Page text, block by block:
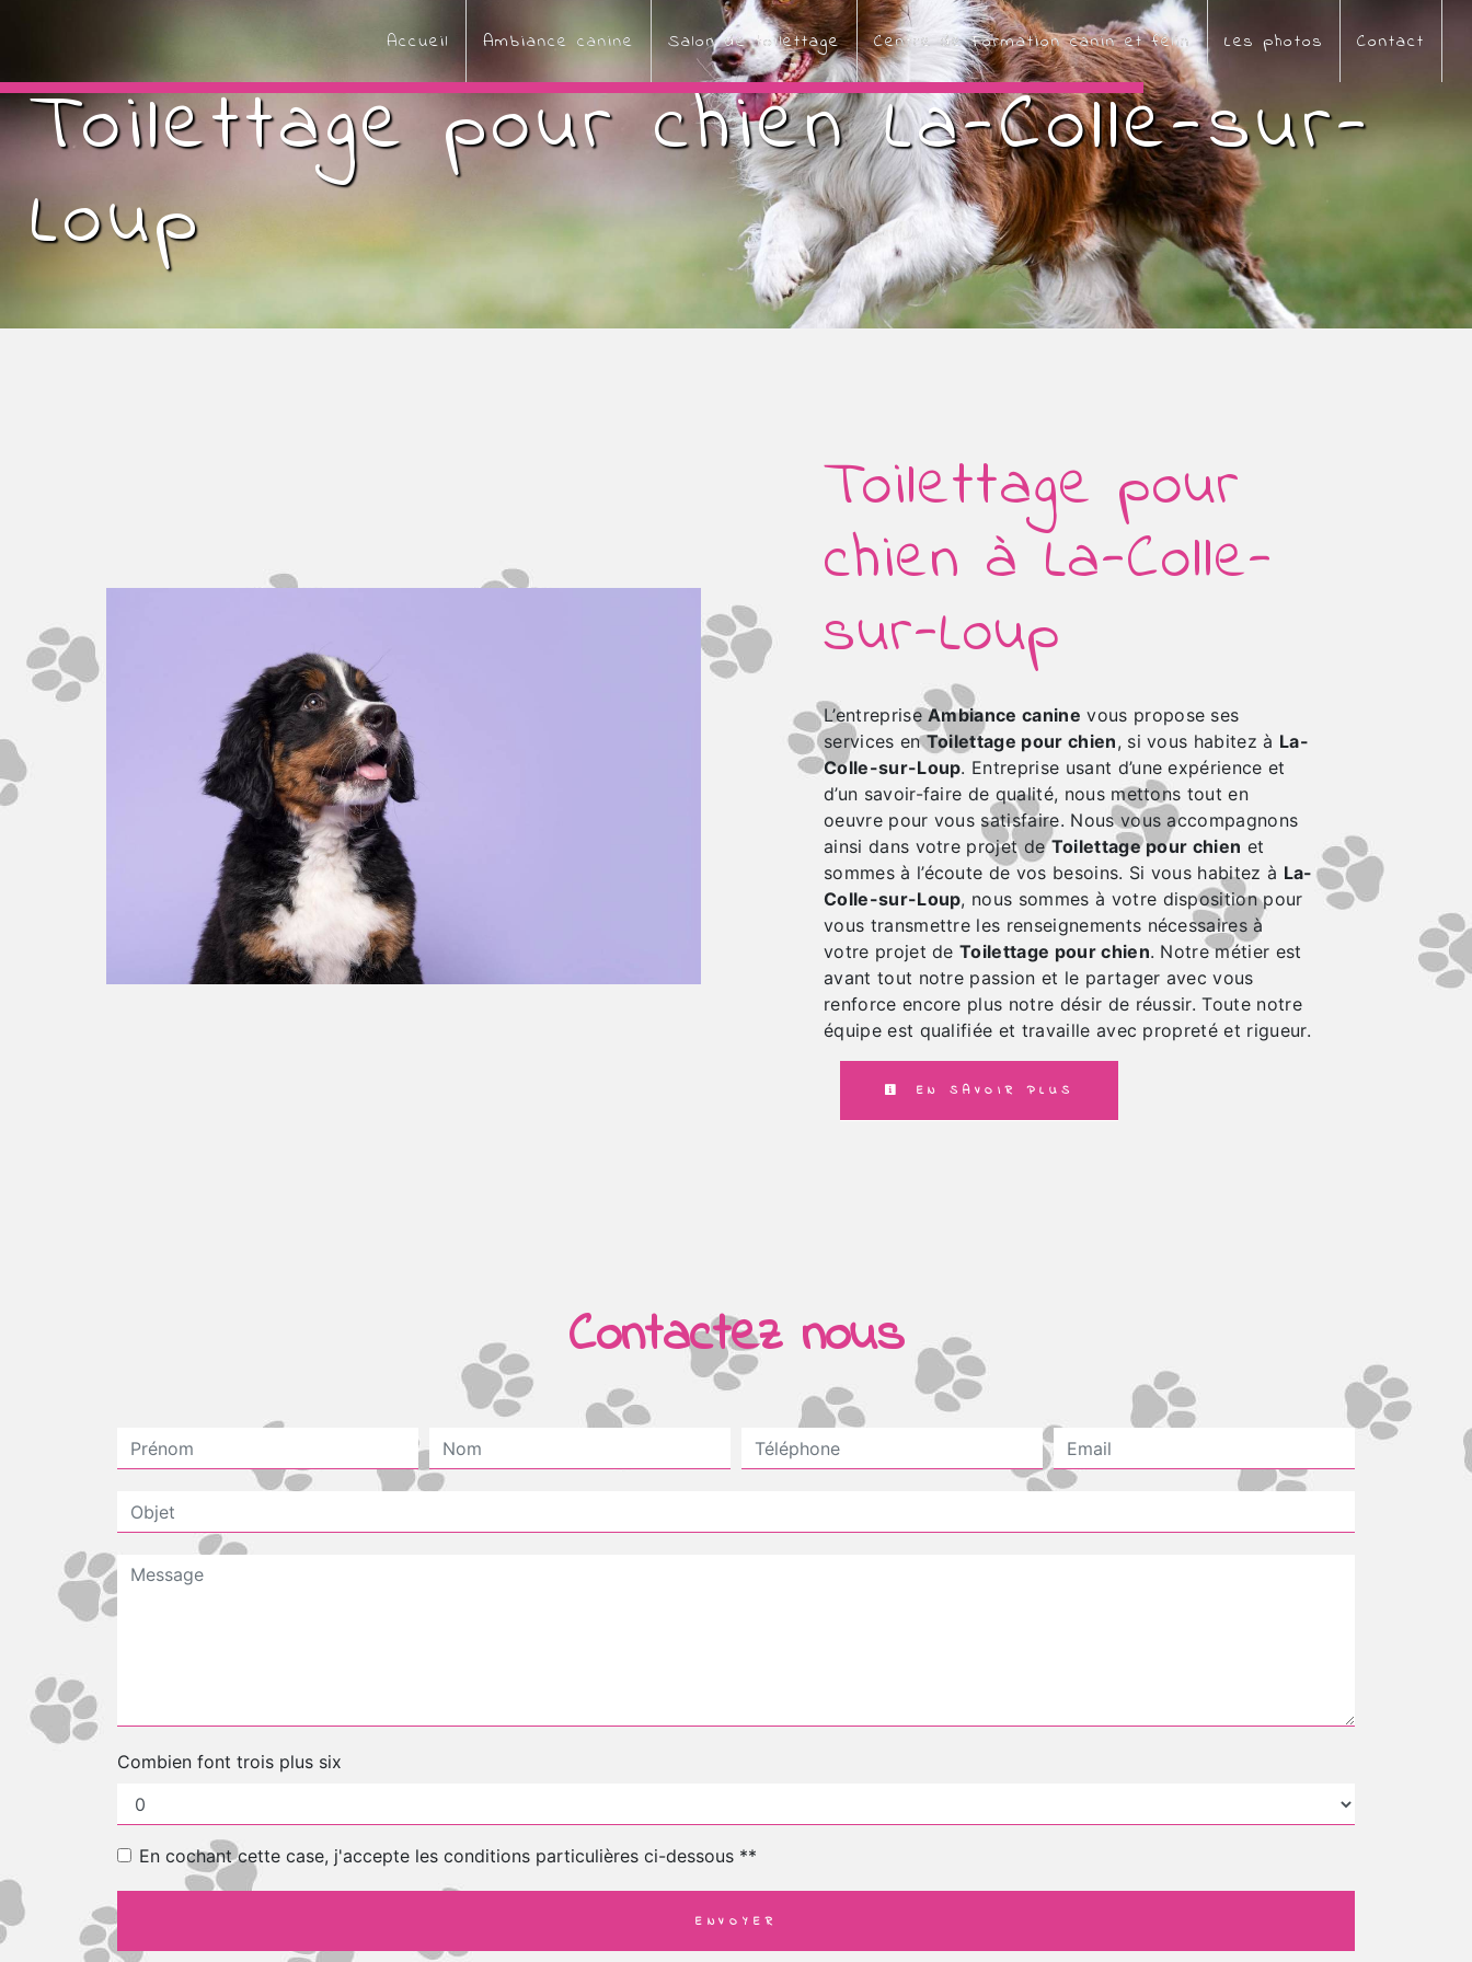
Accueil Ambiance canine Salon de toilettage Centre de Formation canin et félin Les photos Contact
Toilettage pour chien La-Colle-sur-
Loup
Toilettage pour
chien à La-Colle-
sur-Loup
L’entrepriseAmbiance canine vous propose ses
services enToilettage pour chien, si vous habitez à La-
Colle-sur-Loup. Entreprise usant d’une expérience et
d’un savoir-faire de qualité, nous mettons tout en
oeuvre pour vous satisfaire. Nous vous accompagnons
ainsi dans votre projet deToilettage pour chien et
sommes à l’écoute de vos besoins. Si vous habitez à La-
Colle-sur-Loup, nous sommes à votre disposition pour
vous transmettre les renseignements nécessaires à
votre projet deToilettage pour chien. Notre métier est
avant tout notre passion et le partager avec vous
renforce encore plus notre désir de réussir. Toute notre
équipe est qualifiée et travaille avec propreté et rigueur.
EN SAVOIR PLUS
Contactez nous
Combien font trois plus six
En cochant cette case, j'accepte les conditions particulières ci-dessous **
ENVOYER